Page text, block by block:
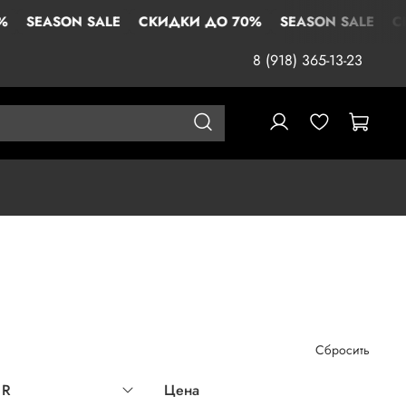
SALE СКИДКИ ДО 70% SEASON SALE СКИДКИ ДО
8 (918) 365-13-23
Сбросить
Цена